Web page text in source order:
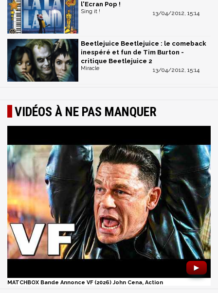
l'Ecran Pop !
13/04/2012, 15:14
Sing it !
Beetlejuice Beetlejuice : le comeback
inespéré et fun de Tim Burton -
critique Beetlejuice 2
13/04/2012, 15:14
Miracle
VIDÉOS À NE PAS MANQUER
►
MATCHBOX Bande Annonce VF (2026) John Cena, Action